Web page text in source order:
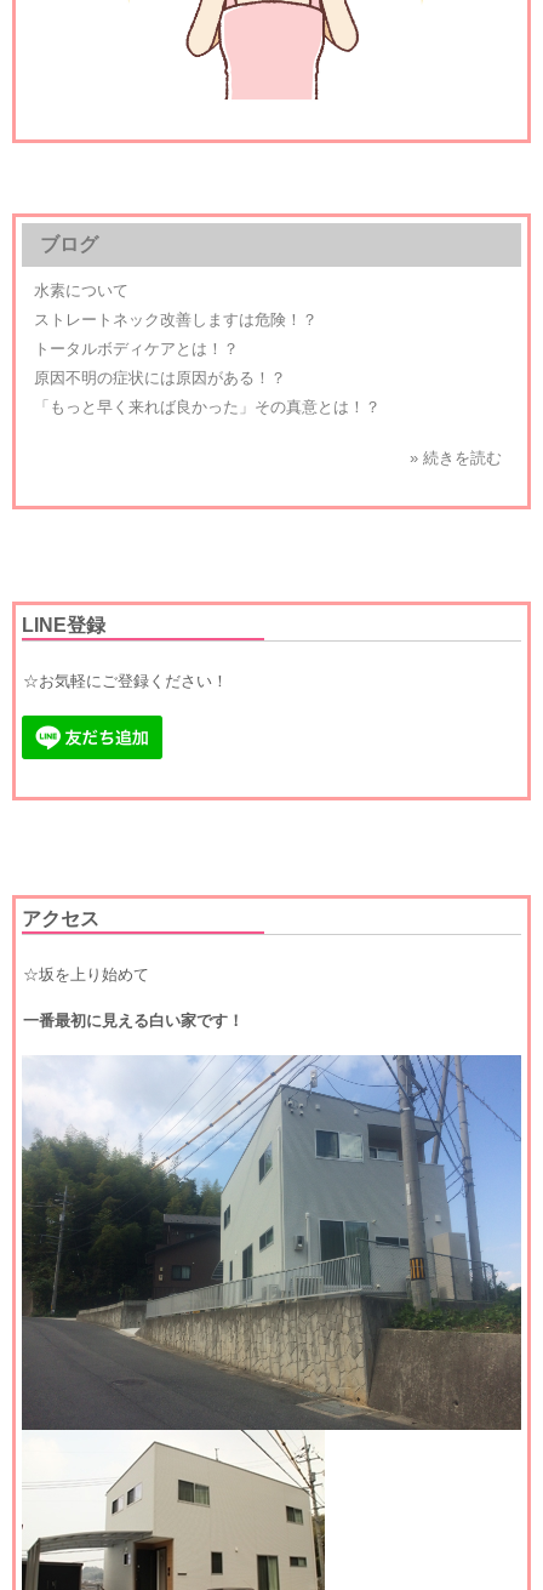
ブログ
水素について
ストレートネック改善しますは危険！？
トータルボディケアとは！？
原因不明の症状には原因がある！？
「もっと早く来れば良かった」その真意とは！？
» 続きを読む
LINE登録
☆お気軽にご登録ください！
アクセス
☆坂を上り始めて
一番最初に見える白い家です！